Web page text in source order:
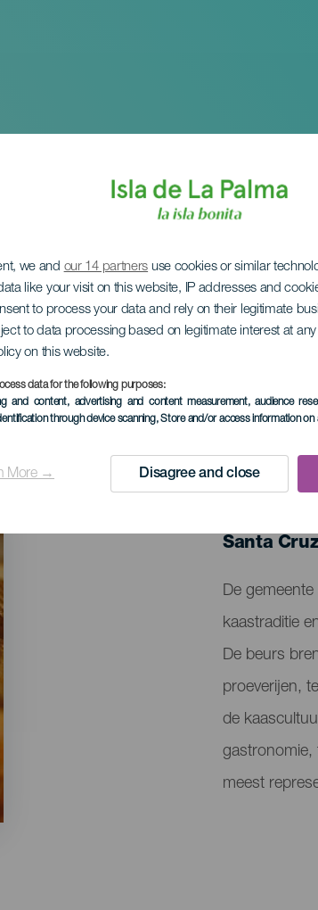
we and our 14 partners use cookies or similar
like your visit on this website, IP addresses and
to process your data and rely on their legitimate
to data processing based on legitimate interest at
on this website.
data for the following purposes:
and content, advertising and content measurement, audience
through device scanning, Store and/or access information on
More → Disagree and close
de
EVENEMENT
Localidad
Santa
Descripción
del
evento
De
kaastraditie
De beurs
proeverijen,
de
gastronomie,
meest